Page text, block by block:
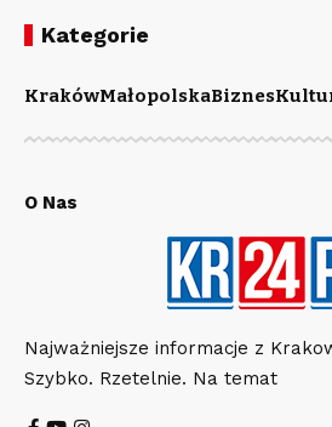
Kategorie
KrakówMałopolskaBiznes
O Nas
Najważniejsze informacje z
Szybko. Rzetelnie. Na temat